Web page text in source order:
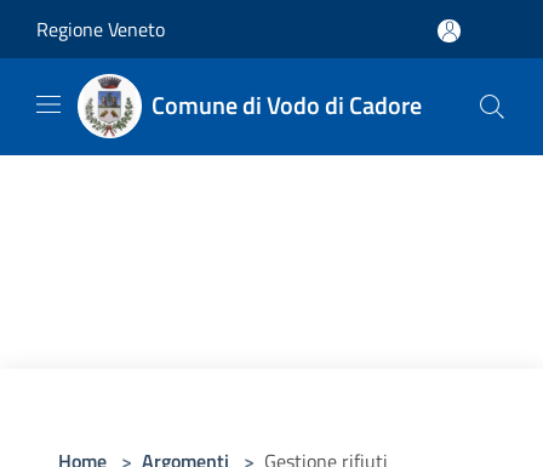
Regione Veneto
Comune di Vodo di Cadore
Home > Argomenti > Gestione rifiuti